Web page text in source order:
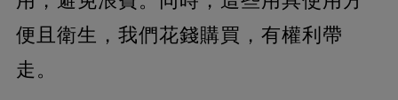
便且衛生，我們花錢購買，有權利帶
走。